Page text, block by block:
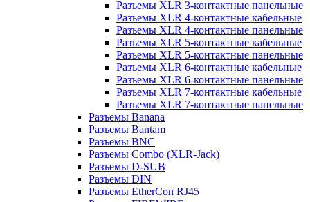
Разъемы XLR 3-контактные панельные
Разъемы XLR 4-контактные кабельные
Разъемы XLR 4-контактные панельные
Разъемы XLR 5-контактные кабельные
Разъемы XLR 5-контактные панельные
Разъемы XLR 6-контактные кабельные
Разъемы XLR 6-контактные панельные
Разъемы XLR 7-контактные кабельные
Разъемы XLR 7-контактные панельные
Разъемы Banana
Разъемы Bantam
Разъемы BNC
Разъемы Combo (XLR-Jack)
Разъемы D-SUB
Разъемы DIN
Разъемы EtherCon RJ45